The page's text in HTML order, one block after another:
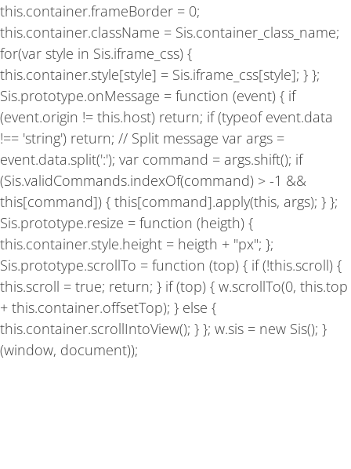
this.container.frameBorder = 0;
this.container.className = Sis.container_class_name;
for(var style in Sis.iframe_css) {
this.container.style[style] = Sis.iframe_css[style]; } };
Sis.prototype.onMessage = function (event) { if
(event.origin != this.host) return; if (typeof event.data
!== 'string') return; // Split message var args =
event.data.split(':'); var command = args.shift(); if
(Sis.validCommands.indexOf(command) > -1 &&
this[command]) { this[command].apply(this, args); } };
Sis.prototype.resize = function (heigth) {
this.container.style.height = heigth + "px"; };
Sis.prototype.scrollTo = function (top) { if (!this.scroll) {
this.scroll = true; return; } if (top) { w.scrollTo(0, this.top
+ this.container.offsetTop); } else {
this.container.scrollIntoView(); } }; w.sis = new Sis(); }
(window, document));